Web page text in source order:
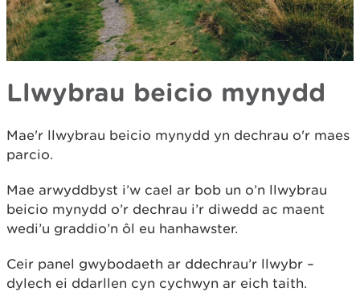
Llwybrau beicio mynydd
Mae'r llwybrau beicio mynydd yn dechrau o'r maes
parcio.
Mae arwyddbyst i’w cael ar bob un o’n llwybrau
beicio mynydd o’r dechrau i’r diwedd ac maent
wedi’u graddio’n ôl eu hanhawster.
Ceir panel gwybodaeth ar ddechrau’r llwybr –
dylech ei ddarllen cyn cychwyn ar eich taith.